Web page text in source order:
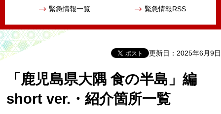
緊急情報一覧 緊急情報RSS
更新日：2025年6月9日
「鹿児島県大隅 食の半島」編
short ver.・紹介箇所一覧